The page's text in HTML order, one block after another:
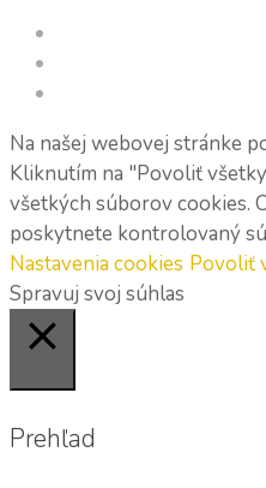
Na našej webovej stránke
Kliknutím na "Povoliť
všetkých súborov cookies.
poskytnete kontrolovaný
Nastavenia cookies Povoliť
Spravuj svoj súhlas
Prehľad